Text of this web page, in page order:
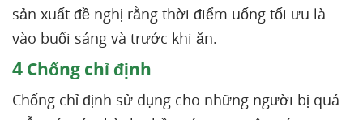
sản xuất đề nghị rằng thời điểm uống tối ưu là
vào buổi sáng và trước khi ăn.
4 Chống chỉ định
Chống chỉ định sử dụng cho những người bị quá